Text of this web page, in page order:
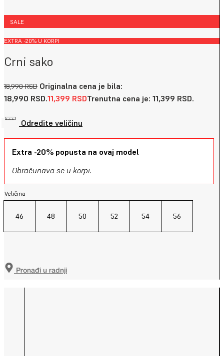
SALE
EXTRA -20% U KORPI
Crni sako
18,990RSD Originalna cena je bila:
18,990 RSD.11,399 RSDTrenutna cena je: 11,399 RSD.
Odredite veličinu
Extra -20% popusta na ovaj model
Obračunava se u korpi.
Veličina
46 48 50 52 54 56
Pronađi u radnji